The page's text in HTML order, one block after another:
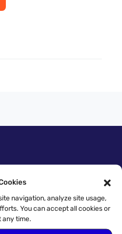
navigation, analyze site usage,
You can accept all cookies or
any time.